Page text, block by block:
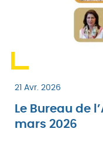
21 Avr. 2026
Le Bureau de
mars 2026